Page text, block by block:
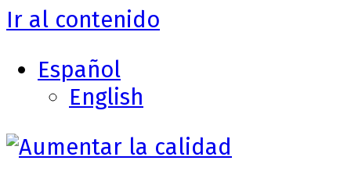
Ir al contenido
Español
English